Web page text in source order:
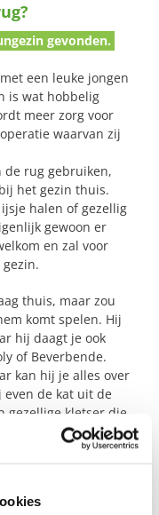
gevonden.
een leuke jongen
is wat hobbelig
meer zorg voor
waarvan zij
de rug gebruiken,
het gezin thuis.
halen of gezellig
gewoon er
en zal voor
thuis, maar zou
komt spelen. Hij
hij daagt je ook
of Beverbende.
kan hij je alles over
de kat uit de
gezellige kletser die
voor dit gezin?